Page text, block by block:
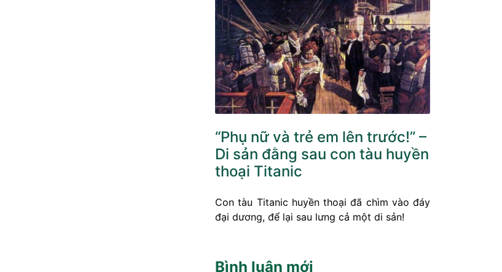
“Phụ nữ và trẻ em lên trước!” –
Di sản đằng sau con tàu huyền
thoại Titanic
Con tàu Titanic huyền thoại đã chìm vào đáy
đại dương, để lại sau lưng cả một di sản!
Bình luận mới